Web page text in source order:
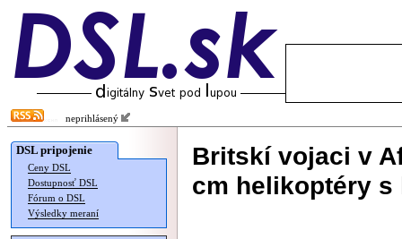
neprihlásený
DSL pripojenie
Ceny DSL
Dostupnosť DSL
Fórum o DSL
Výsledky meraní
Britskí vojaci v
cm helikoptéry s